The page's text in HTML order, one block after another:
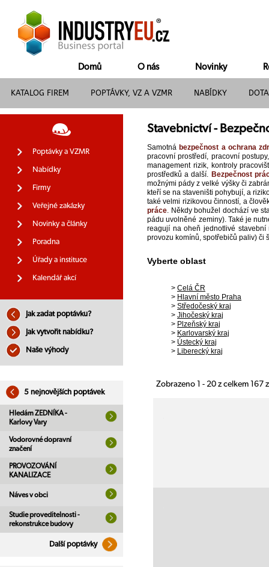
Domů O nás Novinky
KATALOG FIREM POPTÁVKY, VZ A VZMR NABÍDKY
Poptávky a VZMR
Nabídky
Firmy
Veřejné zakázky
Novinky a články
Poradna
Úřady a instituce
Kalendář akcí
Jak zadat poptávku?
Jak vytvořit nabídku?
Naše výhody
5 nejnovějších poptávek
Hledám ZEDNÍKA -
Karlovy Vary
Vodorovné dopravní
značení
PROVOZOVÁNÍ
KANALIZACE
Náves v obci
Studie proveditelnosti -
rekonstrukce budovy
Další poptávky
Stavebnictví -
Samotná bezpečnost a ochrana
pracovní prostředí, pracovní
management rizik, kontroly
prostředků a další. Bezpečnost
možnými pády z velké výšky či
kteří se na staveništi pohybují, a
také velmi rizikovou činností, a
práce. Někdy bohužel dochází ve
pádu uvolněné zeminy). Také je
reagují na oheň jednotlivé stavební
provozu komínů, spotřebičů paliv) či
Vyberte oblast
> Celá ČR
> Hlavní město Praha
> Středočeský kraj
> Jihočeský kraj
> Plzeňský kraj
> Karlovarský kraj
> Ústecký kraj
> Liberecký kraj
Zobrazeno 1 - 20 z celkem 167